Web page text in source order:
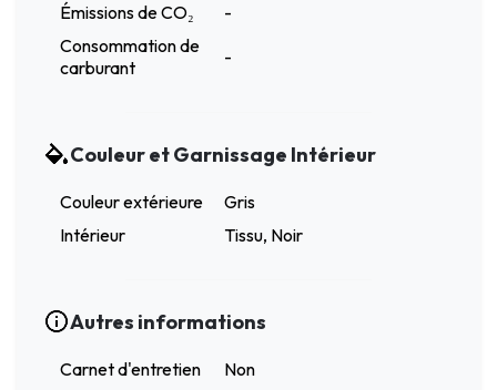
Émissions de CO₂
-
Consommation de
carburant
-
Couleur et Garnissage Intérieur
Couleur extérieure
Gris
Intérieur
Tissu, Noir
Autres informations
Carnet d'entretien
Non